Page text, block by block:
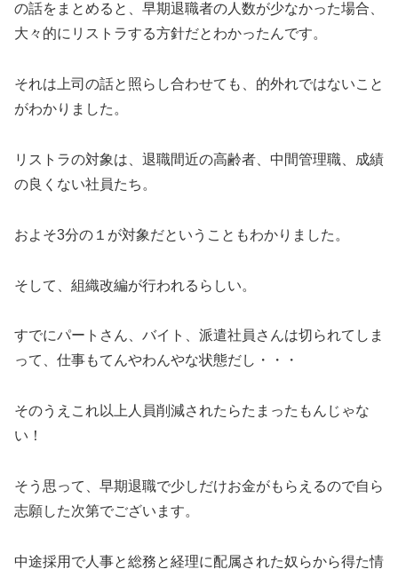
の話をまとめると、早期退職者の人数が少なかった場合、
大々的にリストラする方針だとわかったんです。
それは上司の話と照らし合わせても、的外れではないこと
がわかりました。
リストラの対象は、退職間近の高齢者、中間管理職、成績
の良くない社員たち。
およそ3分の１が対象だということもわかりました。
そして、組織改編が行われるらしい。
すでにパートさん、バイト、派遣社員さんは切られてしま
って、仕事もてんやわんやな状態だし・・・
そのうえこれ以上人員削減されたらたまったもんじゃな
い！
そう思って、早期退職で少しだけお金がもらえるので自ら
志願した次第でございます。
中途採用で人事と総務と経理に配属された奴らから得た情